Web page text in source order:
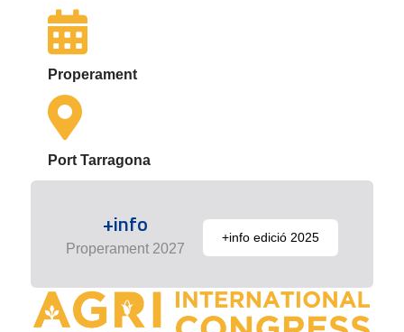
Properament
Port Tarragona
+info
Properament 2027
+info edició 2025